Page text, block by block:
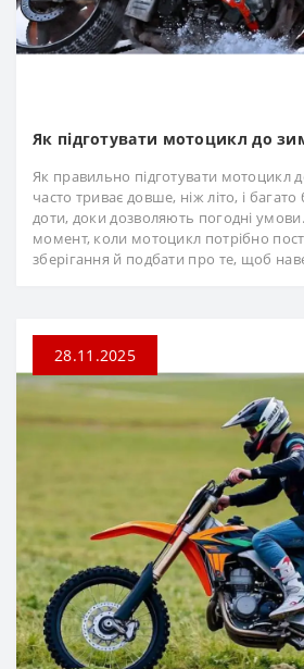
Як підготувати мотоцикл до
Як правильно підготувати мотоцикл
часто триває довше, ніж літо, і
доти, доки дозволяють погодні
момент, коли мотоцикл потрібно
зберігання й подбати про те, щоб
28.11.2025